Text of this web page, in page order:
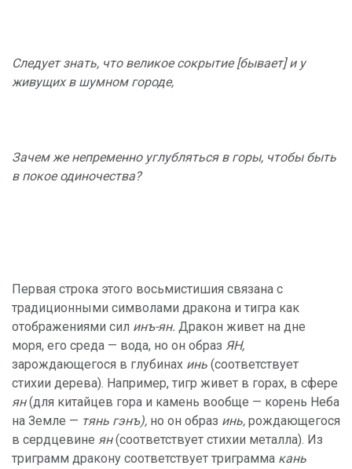
Следует знать, что великое сокрытие [бывает] и у
живущих в шумном городе,
Зачем же непременно углубляться в горы, чтобы быть
в покое одиночества?
Первая строка этого восьмистишия связана с
традиционными символами дракона и тигра как
отображениями сил инъ-ян. Дракон живет на дне
моря, его среда — вода, но он образ ЯН,
зарождающегося в глубинах инь (соответствует
стихии дерева). Например, тигр живет в горах, в сфере
ян(для китайцев гора и камень вообще — корень Неба
на Земле — тянь гэнъ), но он образ инь, рождающегося
в сердцевине ян(соответствует стихии металла). Из
триграмм дракону соответствует триграмма кань